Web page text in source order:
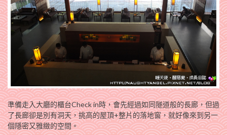
準備走入大廳的櫃台Check in時，會先經過如同隧道般的長廊，但過
了長廊卻是別有洞天，挑高的屋頂+整片的落地窗，就好像來到另一
個隱密又雅緻的空間。